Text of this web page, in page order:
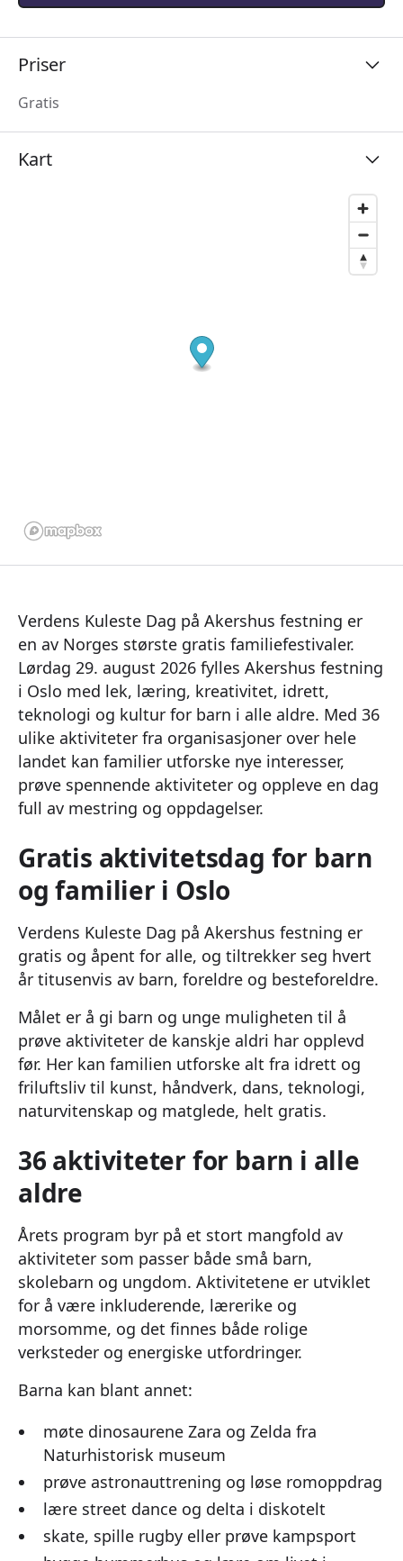
Priser
Gratis
Kart
Verdens Kuleste Dag på Akershus festning er
en av Norges største gratis familiefestivaler.
Lørdag 29. august 2026 fylles Akershus festning
i Oslo med lek, læring, kreativitet, idrett,
teknologi og kultur for barn i alle aldre. Med 36
ulike aktiviteter fra organisasjoner over hele
landet kan familier utforske nye interesser,
prøve spennende aktiviteter og oppleve en dag
full av mestring og oppdagelser.
Gratis aktivitetsdag for barn
og familier i Oslo
Verdens Kuleste Dag på Akershus festning er
gratis og åpent for alle, og tiltrekker seg hvert
år titusenvis av barn, foreldre og besteforeldre.
Målet er å gi barn og unge muligheten til å
prøve aktiviteter de kanskje aldri har opplevd
før. Her kan familien utforske alt fra idrett og
friluftsliv til kunst, håndverk, dans, teknologi,
naturvitenskap og matglede, helt gratis.
36 aktiviteter for barn i alle
aldre
Årets program byr på et stort mangfold av
aktiviteter som passer både små barn,
skolebarn og ungdom. Aktivitetene er utviklet
for å være inkluderende, lærerike og
morsomme, og det finnes både rolige
verksteder og energiske utfordringer.
Barna kan blant annet:
møte dinosaurene Zara og Zelda fra
Naturhistorisk museum
prøve astronauttrening og løse romoppdrag
lære street dance og delta i diskotelt
skate, spille rugby eller prøve kampsport